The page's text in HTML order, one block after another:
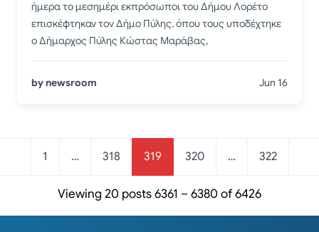
ήμερα το μεσημέρι εκπρόσωποι του Δήμου Λορέτο
επισκέφτηκαν τον Δήμο Πύλης, όπου τους υποδέχτηκε
ο Δήμαρχος Πύλης Κώστας Μαράβας,
by newsroom Jun 16
1 … 318 319 320 … 322
Viewing 20 posts 6361 – 6380 of 6426